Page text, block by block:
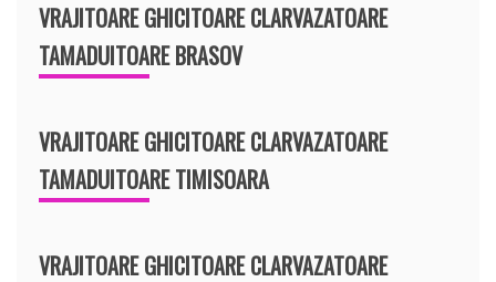
VRAJITOARE GHICITOARE CLARVAZATOARE
TAMADUITOARE BRASOV
VRAJITOARE GHICITOARE CLARVAZATOARE
TAMADUITOARE TIMISOARA
VRAJITOARE GHICITOARE CLARVAZATOARE